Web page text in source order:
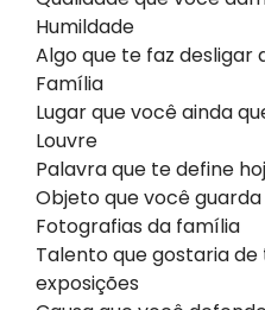
Humildade
Algo que te faz desligar
Família
Lugar que você ainda
Louvre
Palavra que te define
Objeto que você
Fotografias da família
Talento que gostaria
exposições